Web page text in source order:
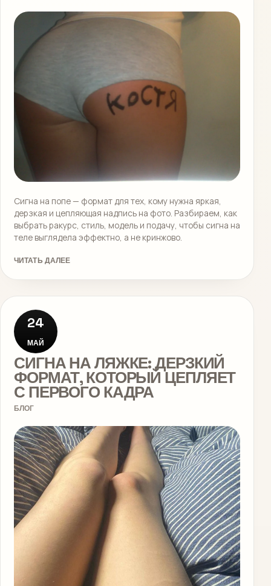
Сигна на попе — формат для тех, кому нужна яркая,
дерзкая и цепляющая надпись на фото. Разбираем, как
выбрать ракурс, стиль, модель и подачу, чтобы сигна на
теле выглядела эффектно, а не кринжово.
ЧИТАТЬ ДАЛЕЕ
24
МАЙ
СИГНА НА ЛЯЖКЕ: ДЕРЗКИЙ
ФОРМАТ, КОТОРЫЙ ЦЕПЛЯЕТ
С ПЕРВОГО КАДРА
БЛОГ